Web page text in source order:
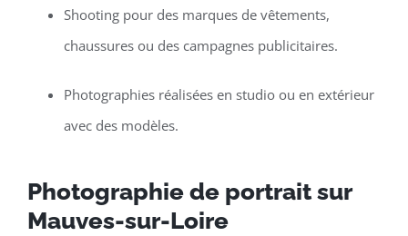
Shooting pour des marques de vêtements,
chaussures ou des campagnes publicitaires.
Photographies réalisées en studio ou en extérieur
avec des modèles.
Photographie de portrait sur
Mauves-sur-Loire